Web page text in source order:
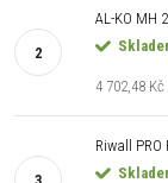
AL-KO MH
4 702,48 Kč
Riwall PRO